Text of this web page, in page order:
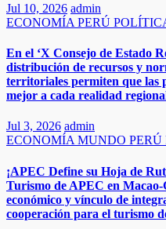
Jul 10, 2026 admin
ECONOMÍA PERÚ
En el ‘X Consejo de Estado
distribución de recursos y
territoriales permiten que las
mejor a cada realidad
Jul 3, 2026 admin
ECONOMÍA MUNDO PERÚ
¡APEC Define su Hoja de
Turismo de APEC en
económico y vínculo de
cooperación para el turismo